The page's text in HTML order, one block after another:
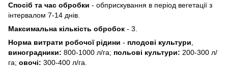
Спосіб та час обробки - обприскування в період вегетації з
інтервалом 7-14 днів.
Максимальна кількість обробок - 3.
Норма витрати робочої рідини - плодові культури
виноградники: 800-1000 л/га; польові культури: 200-300 л/
га; овочі: 300-400 л/га.